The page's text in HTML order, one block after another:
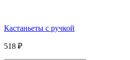
Кастаньеты с ручкой
518 ₽